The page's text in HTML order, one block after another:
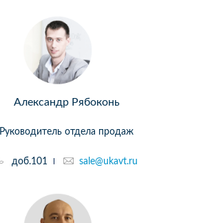
Александр Рябоконь
Руководитель отдела продаж
доб.101 sale@ukavt.ru